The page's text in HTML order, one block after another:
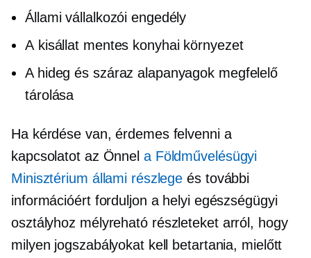
Állami vállalkozói engedély
A kisállat mentes konyhai környezet
A hideg és száraz alapanyagok megfelelő
tárolása
Ha kérdése van, érdemes felvenni a
kapcsolatot az Önnel a Földművelésügyi
Minisztérium állami részlege és további
információért forduljon a helyi egészségügyi
osztályhoz mélyrehatórészleteket arról, hogy
milyen jogszabályokat kell betartania, mielőtt